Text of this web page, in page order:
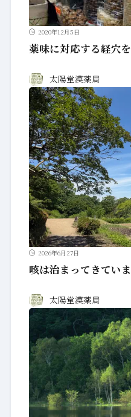
2020年12月5日
薬味に対応する経穴
太陽堂漢薬局
2026年6月27日
咳は治まってきてい
太陽堂漢薬局